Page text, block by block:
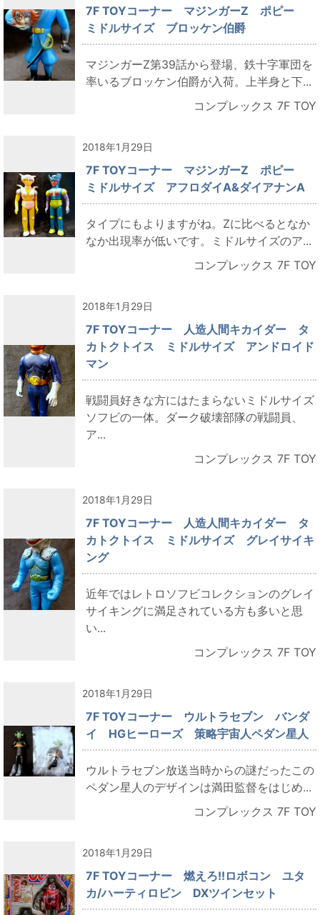
7F TOYコーナー マジンガーZ ポピー
ミドルサイズ ブロッケン伯爵
マジンガーZ第39話から登場、鉄十字軍団を
率いるブロッケン伯爵が入荷。上半身と下...
コンプレックス 7F TOY
2018年1月29日
7F TOYコーナー マジンガーZ ポピー
ミドルサイズ アフロダイA&ダイアナンA
タイプにもよりますがね。Zに比べるとなか
なか出現率が低いです。ミドルサイズのア...
コンプレックス 7F TOY
2018年1月29日
7F TOYコーナー 人造人間キカイダー タ
カトクトイス ミドルサイズ アンドロイド
マン
戦闘員好きな方にはたまらないミドルサイズ
ソフビの一体。ダーク破壊部隊の戦闘員、
ア...
コンプレックス 7F TOY
2018年1月29日
7F TOYコーナー 人造人間キカイダー タ
カトクトイス ミドルサイズ グレイサイキ
ング
近年ではレトロソフビコレクションのグレイ
サイキングに満足されている方も多いと思
い...
コンプレックス 7F TOY
2018年1月29日
7F TOYコーナー ウルトラセブン バンダ
イ HGヒーローズ 策略宇宙人ペダン星人
ウルトラセブン放送当時からの謎だったこの
ペダン星人のデザインは満田監督をはじめ...
コンプレックス 7F TOY
2018年1月29日
7F TOYコーナー 燃えろ!!ロボコン ユタ
カ/ハーティロビン DXツインセット